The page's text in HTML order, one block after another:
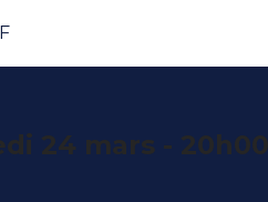
24 mars - 20h00